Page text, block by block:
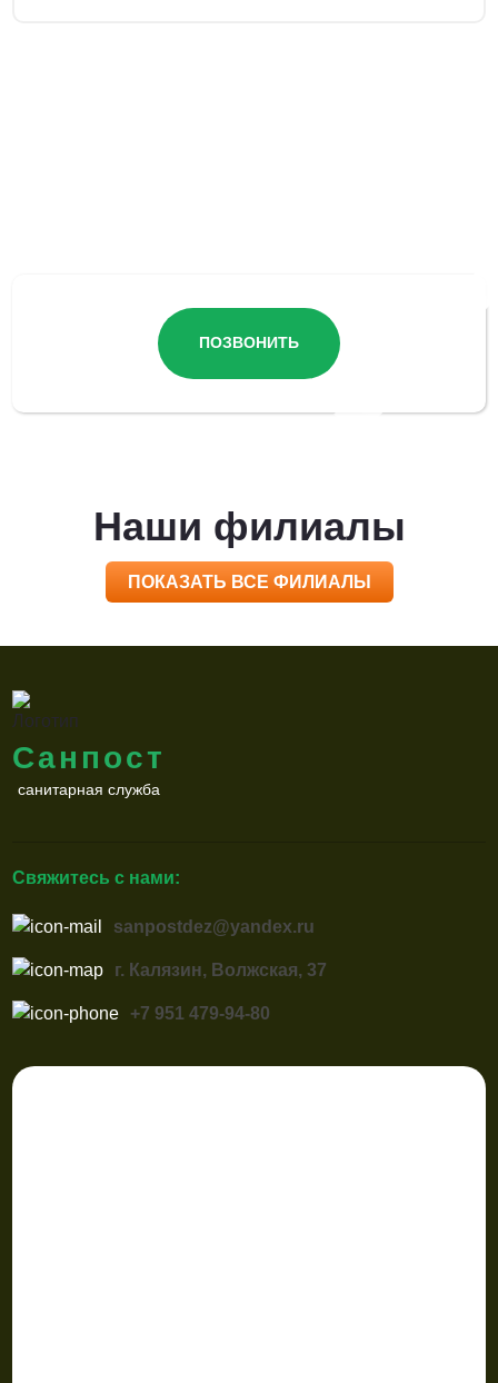
ПОЗВОНИТЬ
Наши филиалы
ПОКАЗАТЬ ВСЕ ФИЛИАЛЫ
Санпост
санитарная служба
Свяжитесь с нами:
sanpostdez@yandex.ru
г. Калязин, Волжская, 37
+7 951 479-94-80